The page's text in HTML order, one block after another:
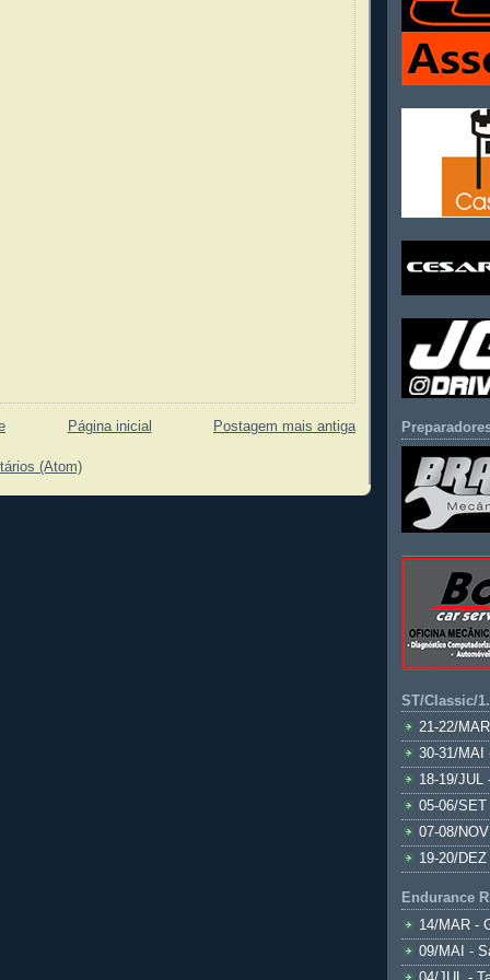
Postagem mais antiga
Página inicial
(Atom)
ST/Classic/
21-22/
30-31/MAI
18-19/JUL
05-06/
07-08/
19-20/
Endurance
14/MAR -
09/MAI -